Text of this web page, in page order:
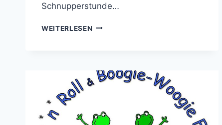
Schnupperstunde…
WEITERLESEN GET
PARTY